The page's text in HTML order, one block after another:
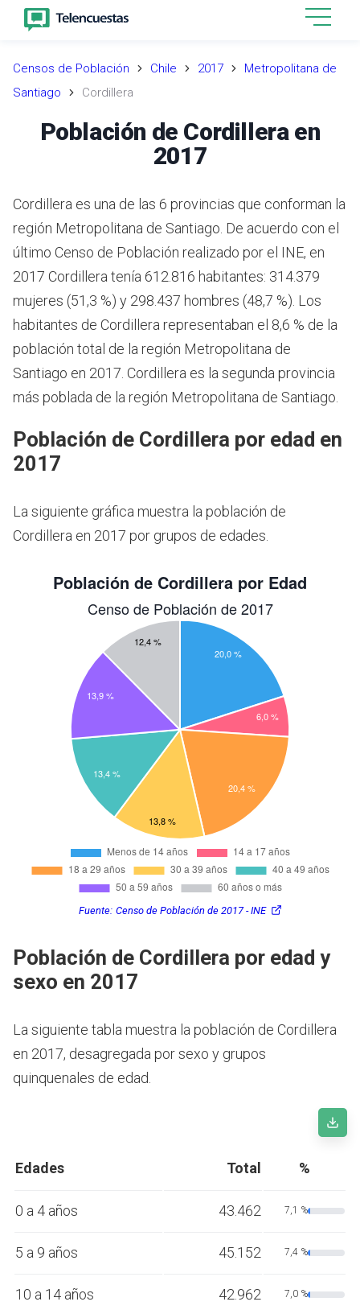
Censos de Población Chile 2017
Metropolitana de
Santiago
Cordillera
Población de Cordillera en
2017
Cordillera es una de las 6 provincias que conforman la
región Metropolitana de Santiago. De acuerdo con el
último Censo de Población realizado por el INE, en
2017 Cordillera tenía 612.816 habitantes: 314.379
mujeres (51,3 %) y 298.437 hombres (48,7 %). Los
habitantes de Cordillera representaban el 8,6 % de la
población total de la región Metropolitana de
Santiago en 2017. Cordillera es la segunda provincia
más poblada de la región Metropolitana de Santiago.
Población de Cordillera por edad en
2017
La siguiente gráfica muestra la población de
Cordillera en 2017 por grupos de edades.
Fuente: Censo de Población de 2017 - INE
Población de Cordillera por edad y
sexo en 2017
La siguiente tabla muestra la población de Cordillera
en 2017, desagregada por sexo y grupos
quinquenales de edad.
Edades Total %
0 a 4 años 43.462 7,1 %
5 a 9 años 45.152 7,4 %
10 a 14 años 42.962 7,0 %